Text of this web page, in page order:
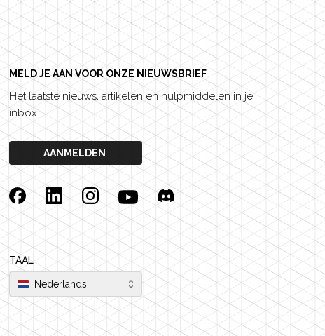
MELD JE AAN VOOR ONZE NIEUWSBRIEF
Het laatste nieuws, artikelen en hulpmiddelen in je
inbox.
AANMELDEN
FacebookLinkedinInstagramYouTubeDiscord
TAAL
Nederlands